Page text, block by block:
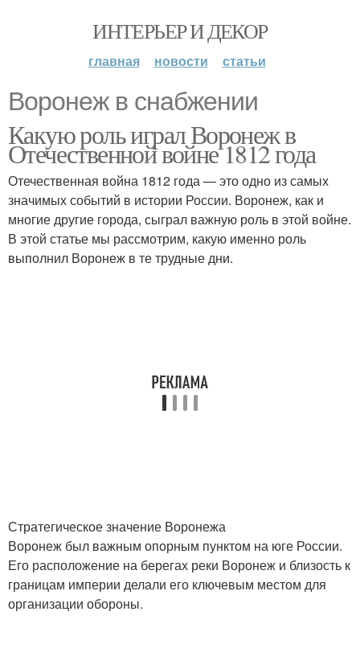
ИНТЕРЬЕР И ДЕКОР
главная новости статьи
Воронеж в снабжении
Какую роль играл Воронеж в
Отечественной войне 1812 года
Отечественная война 1812 года — это одно из самых
значимых событий в истории России. Воронеж, как и
многие другие города, сыграл важную роль в этой войне.
В этой статье мы рассмотрим, какую именно роль
выполнил Воронеж в те трудные дни.
Стратегическое значение Воронежа
Воронеж был важным опорным пунктом на юге России.
Его расположение на берегах реки Воронеж и близость к
границам империи делали его ключевым местом для
организации обороны.